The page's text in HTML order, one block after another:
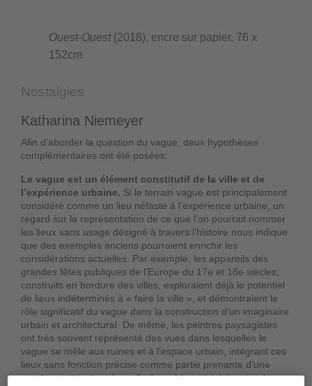
Ouest-Ouest (2018), encre sur papier, 76 x
152cm
Nostalgies
Katharina Niemeyer
Afin d’aborder la question du vague, deux hypothèses
complémentaires ont été posées:
Le vague est un élément constitutif de la ville et de
l’expérience urbaine. Si le terrain vague est principalement
considéré comme un lieu néfaste à l’expérience urbaine, un
regard sur la représentation de ce que l’on pourrait nommer
les lieux sans usage désigné à travers l’histoire nous indique
que des exemples anciens pourraient enrichir les
considérations actuelles. Par exemple, les appareils des
grandes fêtes publiques de l’Europe du 17e et 18e siècles,
construits en bordure des villes, exploraient déjà le potentiel
de lieux indéterminés à « faire la ville », et démontraient le
rôle significatif du vague dans la construction d’un imaginaire
urbain et architectural. De même, les peintres paysagistes
ont très souvent représenté des vues dans lesquelles le
vague se mêle aux ruines et à l’espace urbain, intégrant ces
lieux sans fonction précise comme partie prenante d’une
représentation dans laquelle il semble tout à fait naturel que